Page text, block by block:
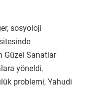
sosyoloji
Güzel Sanatlar
yöneldi.
problemi, Yahudi